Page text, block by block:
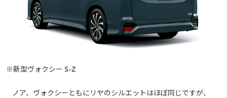
※新型ヴォクシー S-Z
ノア、ヴォクシーともにリヤのシルエットはほぼ同じですが、